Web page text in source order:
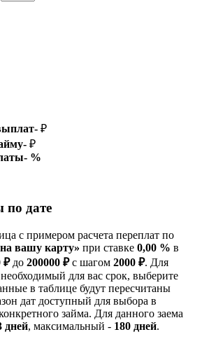
- ₽
- ₽
- %
по дате
с примером расчета переплат по
вашу карту» при ставке 0,00 % в
₽до 200000 ₽с шагом 2000 ₽. Для
для вас срок, выберите
в таблице будут пересчитаны
дат доступный для выбора в
займа. Для данного заема
дней, максимальный - 180 дней.